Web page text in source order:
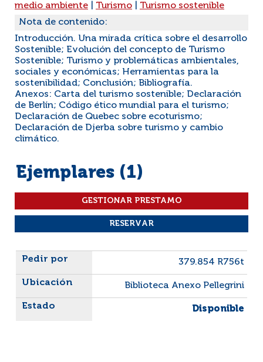
medio ambiente
Turismo
Turismo sostenible
Nota de contenido:
Introducción. Una mirada crítica sobre el desarrollo
Sostenible; Evolución del concepto de Turismo
Sostenible; Turismo y problemáticas ambientales,
sociales y económicas; Herramientas para la
sostenibilidad; Conclusión; Bibliografía.
Anexos: Carta del turismo sostenible; Declaración
de Berlín; Código ético mundial para el turismo;
Declaración de Quebec sobre ecoturismo;
Declaración de Djerba sobre turismo y cambio
climático.
Ejemplares (1)
Liste des exemplaires
379.854 R756t
Biblioteca Anexo Pellegrini
Disponible